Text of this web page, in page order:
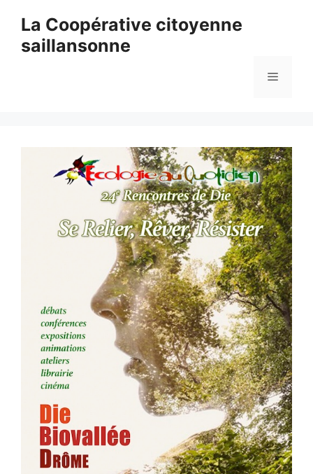
contenu
La Coopérative citoyenne
saillansonne
Menu